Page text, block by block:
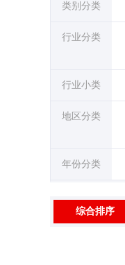
类别分类
行业分类
行业小类
地区分类
年份分类
综合排序